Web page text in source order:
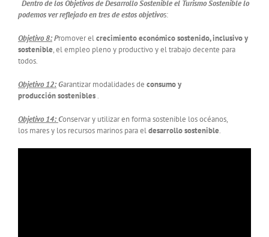
Dentro de los Objetivos de Desarrollo Sostenible el Turismo Sostenible lo
podemos ver reflejado en tres de estos objetivos:
Objetivo 8:Promover elcrecimiento económico sostenido, inclusivo y
sostenible, el empleo pleno y productivo y el trabajo decente para
todos.
Objetivo 12:Garantizar modalidades de consumo y
producción sostenibles.
Objetivo 14:Conservar y utilizar en forma sostenible los océanos,
los mares y los recursos marinos para eldesarrollo sostenible.